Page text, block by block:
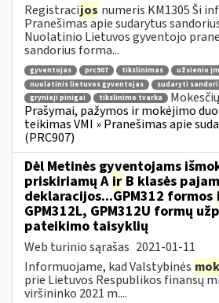
Registracijos numeris KM1305 Ši
Pranešimas apie sudarytus
Nuolatinio Lietuvos gyventojo
sandorius forma...
gyventojas prc907 tikslinimas
užsienio
nuolatinis lietuvos gyventojas
sudaryti
grynieji pinigai
tikslinimo tvarka
Prašymai, pažymos ir mokėjimo
teikimas VMI » Pranešimas apie
(PRC907)
Dėl Metinės gyventojams
priskiriamų A ir B klasės
deklaracijos...GPM312 formos
GPM312L, GPM312U formų
pateikimo taisyklių
Web turinio sąrašas 2021-01-11
Informuojame, kad Valstybinės
prie Lietuvos Respublikos finansų
viršininko 2021 m....